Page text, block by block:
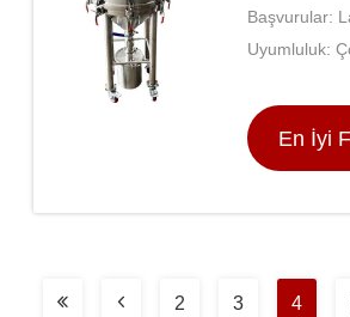
Yüksek
Balmumu
Başvurular: Laboratuvar
Filtrasyon,
Uyumluluk: Çoğu filtre zarı
En İyi
2 3 4